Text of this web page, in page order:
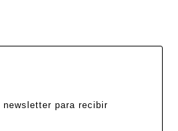
para recibir